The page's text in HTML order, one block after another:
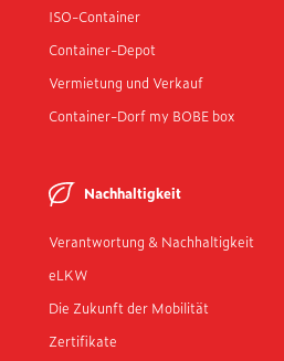
ISO-Container
Container-Depot
Vermietung und Verkauf
Container-Dorf my BOBE box
Nachhaltigkeit
Verantwortung & Nachhaltigkeit
eLKW
Die Zukunft der Mobilität
Zertifikate